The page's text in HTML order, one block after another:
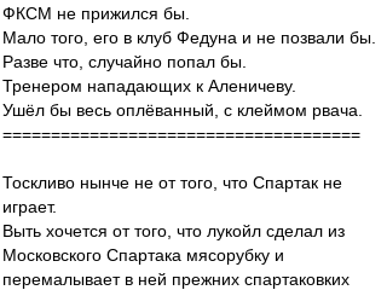
ФКСМ не прижился бы.
Мало того, его в клуб Федуна и не позвали бы.
Разве что, случайно попал бы.
Тренером нападающих к Аленичеву.
Ушёл бы весь оплёванный, с клеймом рвача.
=====================================
Тоскливо нынче не от того, что Спартак не
играет.
Выть хочется от того, что лукойл сделал из
Московского Спартака мясорубку и
перемалывает в ней прежних спартаковких